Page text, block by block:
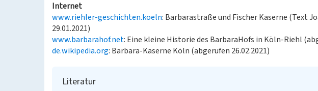
Internet
www.riehler-geschichten.koeln: Barbarastraße und Fischer Kaserne (Text
29.01.2021)
www.barbarahof.net: Eine kleine Historie des BarbaraHofs in Köln-Riehl
de.wikipedia.org: Barbara-Kaserne Köln (abgerufen 26.02.2021)
Literatur